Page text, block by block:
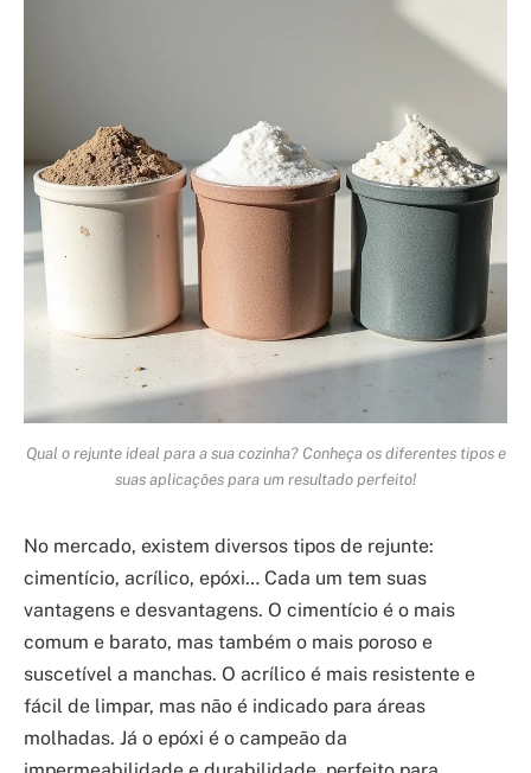
Qual o rejunte ideal para a sua cozinha? Conheça os diferentes tipos e
suas aplicações para um resultado perfeito!
No mercado, existem diversos tipos de rejunte:
cimentício, acrílico, epóxi… Cada um tem suas
vantagens e desvantagens. O cimentício é o mais
comum e barato, mas também o mais poroso e
suscetível a manchas. O acrílico é mais resistente e
fácil de limpar, mas não é indicado para áreas
molhadas. Já o epóxi é o campeão da